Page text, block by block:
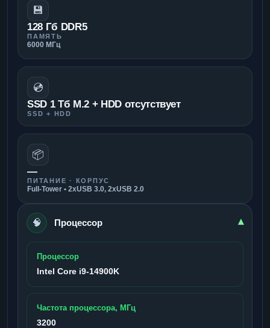
💾
128 Гб DDR5
ПАМЯТЬ
6000 МГц
💿
SSD 1 Тб M.2 + HDD отсутствует
SSD + HDD
📦
—
ПИТАНИЕ · КОРПУС
Full-Tower • 2xUSB 3.0, 2xUSB 2.0
🧠 Процессор ▾
Процессор
Intel Core i9-14900K
Частота процессора, МГц
3200